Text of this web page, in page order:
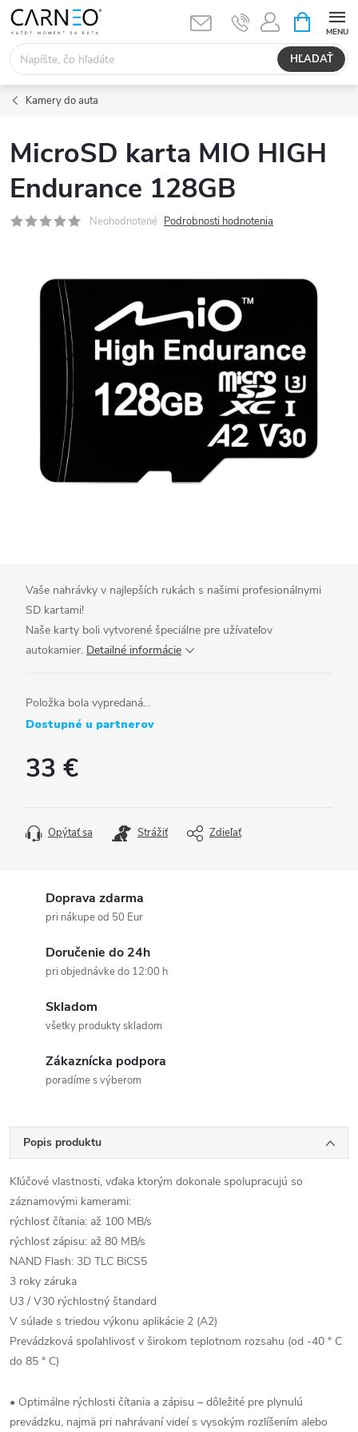
Prejsť
obsah
HĽADAŤ
KOŠÍK
Kamery do auta
MicroSD karta MIO HIGH
Endurance 128GB
Neohodnotené Podrobnosti hodnotenia
Vaše nahrávky v najlepších rukách s našimi profesionálnymi
SD kartami!
Naše karty boli vytvorené špeciálne pre užívateľov
autokamier. Detailné informácie
Položka bola vypredaná…
Dostupné u partnerov
33 €
Opýtať sa Strážiť Zdieľať
Doprava zdarma
pri nákupe od 50 Eur
Doručenie do 24h
pri objednávke do 12:00 h
Skladom
všetky produkty skladom
Zákaznícka podpora
poradíme s výberom
Popis produktu
Kľúčové vlastnosti, vďaka ktorým dokonale spolupracujú so
záznamovými kamerami:
rýchlosť čítania: až 100 MB/s
rýchlosť zápisu: až 80 MB/s
NAND Flash: 3D TLC BiCS5
3 roky záruka
U3 / V30 rýchlostný štandard
V súlade s triedou výkonu aplikácie 2 (A2)
Prevádzková spoľahlivosť v širokom teplotnom rozsahu (od -40 ° C
do 85 ° C)
• Optimálne rýchlosti čítania a zápisu – dôležité pre plynulú
prevádzku, najmä pri nahrávaní videí s vysokým rozlíšením alebo